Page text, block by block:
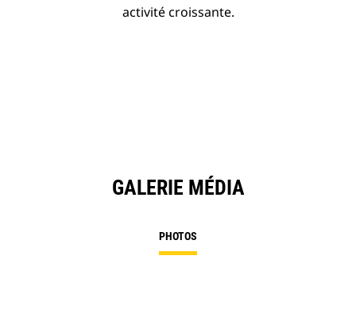
activité croissante.
GALERIE MÉDIA
PHOTOS